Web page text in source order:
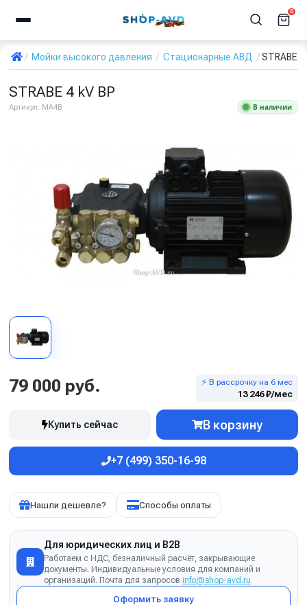
0
Мойки высокого давления Стационарные АВД STRABE 4
STRABE 4 kV BP
Артикул: MA4B В наличии
79 000 руб. ⚡ В рассрочку на 6 мес
13 246 ₽/мес
Купить сейчас В корзину
+7 (499) 350-16-98
Нашли дешевле? Способы оплаты
Для юридических лиц и B2B
Работаем с НДС, безналичный расчёт, закрывающие
документы. Индивидуальные условия для компаний и
организаций. Почта для запросов info@shop-avd.ru
Оформить заявку